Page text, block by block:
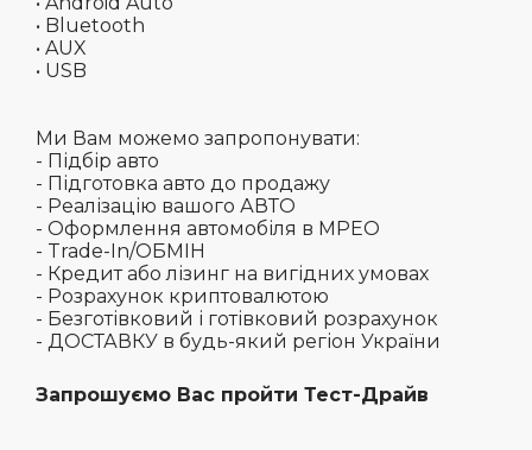
• Bluetooth
• AUX
• USB
Ми Вам можемо запропонувати:
- Підбір авто
- Підготовка авто до продажу
- Реалізацію вашого АВТО
- Оформлення автомобіля в МРЕО
- Trade-In/ОБМІН
- Кредит або лізинг на вигідних умовах
- Розрахунок криптовалютою
- Безготівковий і готівковий розрахунок
- ДОСТАВКУ в будь-який регіон України
Запрошуємо Вас пройти Тест-Драйв